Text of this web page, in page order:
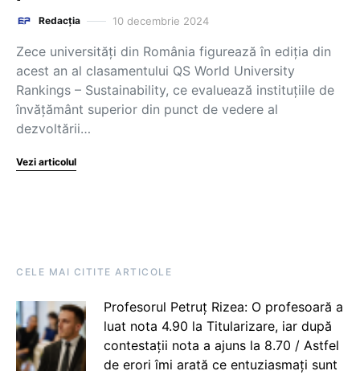
Redacția 10 decembrie 2024
Zece universități din România figurează în ediția din
acest an al clasamentului QS World University
Rankings – Sustainability, ce evaluează instituțiile de
învățământ superior din punct de vedere al
dezvoltării…
Vezi articolul
CELE MAI CITITE ARTICOLE
Profesorul Petruț Rizea: O profesoară a
luat nota 4.90 la Titularizare, iar după
contestații nota a ajuns la 8.70 / Astfel
de erori îmi arată ce entuziasmați sunt